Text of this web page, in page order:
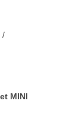
/
MINI